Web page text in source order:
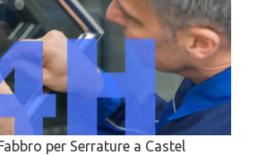
per Serrature a Castel